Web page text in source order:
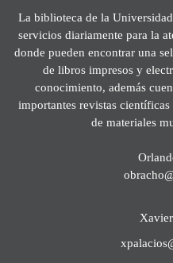
La biblioteca de la
servicios diariamente para la
donde pueden encontrar una
de libros impresos y
conocimiento, además
importantes revistas
de materiales